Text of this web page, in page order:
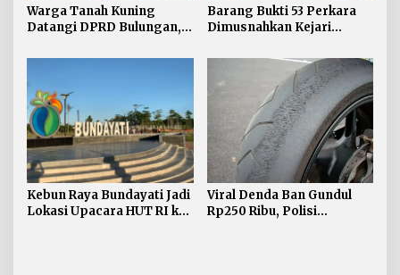
Warga Tanah Kuning
Datangi DPRD Bulungan,
Persen segera
Barang Bukti 53 Perkara
Dimusnahkan Kejari
Didominasi Kasus Sabu
Kebun Raya Bundayati Jadi
Lokasi Upacara HUT RI ke-
Viral Denda Ban Gundul
Rp250 Ribu, Polisi